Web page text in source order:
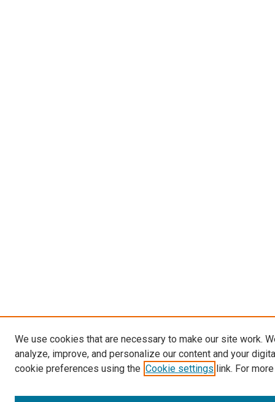
We use cookies that are necessary to make our site work.
analyze, improve, and personalize our content and your
cookie preferences using the Cookie settings link. For